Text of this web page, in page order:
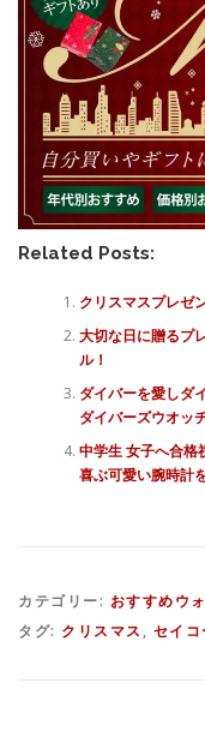
Related Posts:
クリスマスプレゼ
大切な日に贈るプ
ル！
ダイバーを愛しダ
ダイバーズウオッ
中学生 女子へ合格
喜ぶ可愛い腕時計
カテゴリー: おすすめウ
タグ: クリスマス , セイコ